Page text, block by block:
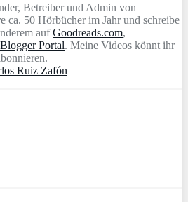
Betreiber und Admin von
ca. 50 Hörbücher im Jahr und schreibe
aufGoodreads.com,
Blogger Portal. Meine Videos könnt ihr
Ruiz Zafón